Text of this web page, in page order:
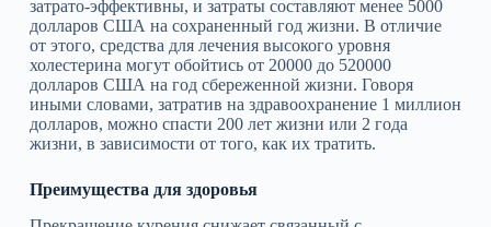
затрато‑эффективны, и затраты составляют менее 5000
долларов США на сохраненный год жизни. В отличие
от этого, средства для лечения высокого уровня
холестерина могут обойтись от 20000 до 520000
долларов США на год сбереженной жизни. Говоря
иными словами, затратив на здравоохранение 1 миллион
долларов, можно спасти 200 лет жизни или 2 года
жизни, в зависимости от того, как их тратить.
Преимущества для здоровья